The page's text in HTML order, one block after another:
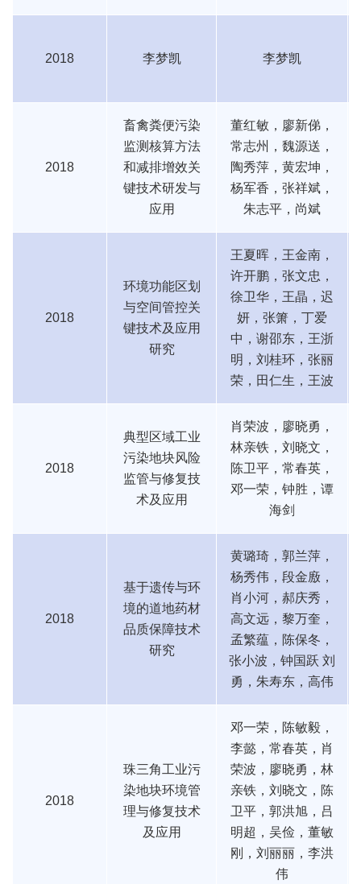
2018 李梦凯 李梦凯
2018
畜禽粪便污染
监测核算方法
和减排增效关
键技术研发与
应用
董红敏，廖新俤，
常志州，魏源送，
陶秀萍，黄宏坤，
杨军香，张祥斌，
朱志平，尚斌
2018
环境功能区划
与空间管控关
键技术及应用
研究
王夏晖，王金南，
许开鹏，张文忠，
徐卫华，王晶，迟
妍，张箫，丁爱
中，谢邵东，王浙
明，刘桂环，张丽
荣，田仁生，王波
2018
典型区域工业
污染地块风险
监管与修复技
术及应用
肖荣波，廖晓勇，
林亲铁，刘晓文，
陈卫平，常春英，
邓一荣，钟胜，谭
海剑
2018
基于遗传与环
境的道地药材
品质保障技术
研究
黄璐琦，郭兰萍，
杨秀伟，段金廒，
肖小河，郝庆秀，
高文远，黎万奎，
孟繁蕴，陈保冬，
张小波，钟国跃 刘
勇，朱寿东，高伟
2018
珠三角工业污
染地块环境管
理与修复技术
及应用
邓一荣，陈敏毅，
李懿，常春英，肖
荣波，廖晓勇，林
亲铁，刘晓文，陈
卫平，郭洪旭，吕
明超，吴俭，董敏
刚，刘丽丽，李洪
伟